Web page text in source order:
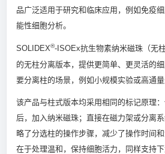
品广泛适用于研究和临床应用，例如免疫
能性细胞分析。
SOLIDEX®-ISOEx抗生物素纳米磁珠（无
的无柱分离版本，提供更简单、更灵活的
要分离柱的场景，例如小规模实验或高通量
该产品与柱式版本均采用相同的标记原理
后，加入纳米磁珠；直接在磁力架或分离
略了分选柱的操作步骤，减少了操作时间
在于处理温和，保持细胞活力，同样支持